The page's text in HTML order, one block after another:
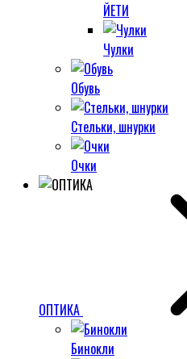
ЙЕТИ
Чулки
Обувь
Стельки, шнурки
Очки
ОПТИКА
Бинокли